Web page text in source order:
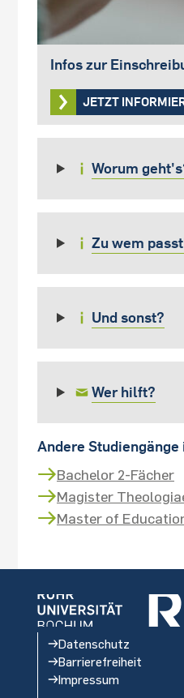
Infos zur
JETZT
Worum
Zu wem
Und sonst?
Wer hilft?
Andere Studiengänge
Bachelor 2-Fächer
Magister
Master of
Datenschutz
Barrierefreiheit
Impressum